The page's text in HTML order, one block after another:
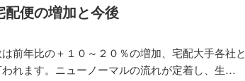
便の増加と今後
前年比の＋１０～２０％の増加、宅配大手各社と
れます。ニューノーマルの流れが定着し、生…